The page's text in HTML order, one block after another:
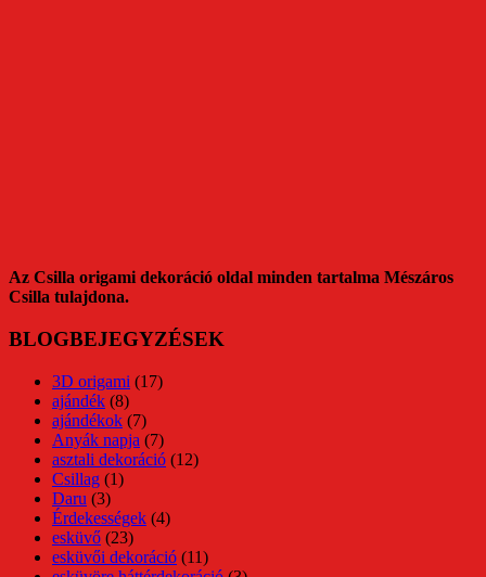
Az Csilla origami dekoráció oldal minden tartalma Mészáros
Csilla tulajdona.
BLOGBEJEGYZÉSEK
3D origami (17)
ajándék (8)
ajándékok (7)
Anyák napja (7)
asztali dekoráció (12)
Csillag (1)
Daru (3)
Érdekességek (4)
esküvő (23)
esküvői dekoráció (11)